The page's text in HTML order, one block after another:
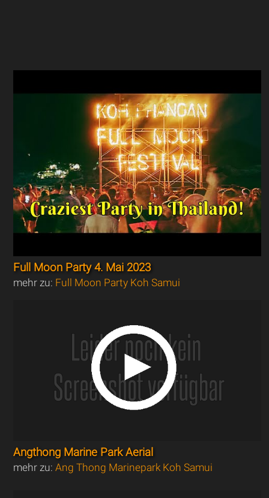
Full Moon Party 4. Mai 2023
mehr zu: Full Moon Party Koh Samui
Angthong Marine Park Aerial
mehr zu:Ang Thong Marinepark Koh Samui